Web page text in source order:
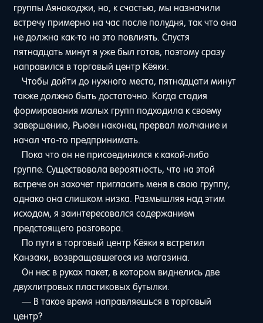
группы Аянокоджи, но, к счастью, мы назначили
встречу примерно на час после полудня, так что она
не должна как-то на это повлиять. Спустя
пятнадцать минут я уже был готов, поэтому сразу
направился в торговый центр Кёяки.
Чтобы дойти до нужного места, пятнадцати минут
также должно быть достаточно. Когда стадия
формирования малых групп подходила к своему
завершению, Рьюен наконец прервал молчание и
начал что-то предпринимать.
Пока что он не присоединился к какой-либо
группе. Существовала вероятность, что на этой
встрече он захочет пригласить меня в свою группу,
однако она слишком низка. Размышляя над этим
исходом, я заинтересовался содержанием
предстоящего разговора.
По пути в торговый центр Кёяки я встретил
Канзаки, возвращавшегося из магазина.
Он нес в руках пакет, в котором виднелись две
двухлитровых пластиковых бутылки.
— В такое время направляешься в торговый
центр?